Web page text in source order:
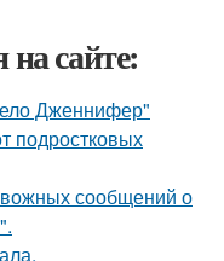
сайте:
Дженнифер"
подростковых
сообщений о